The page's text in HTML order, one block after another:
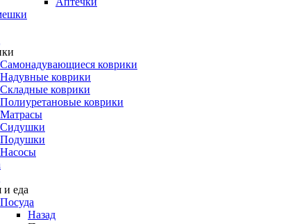
Самонадувающиеся коврики
Надувные коврики
Складные коврики
Полиуретановые коврики
Матрасы
Сидушки
Подушки
Насосы
и еда
Посуда
Назад